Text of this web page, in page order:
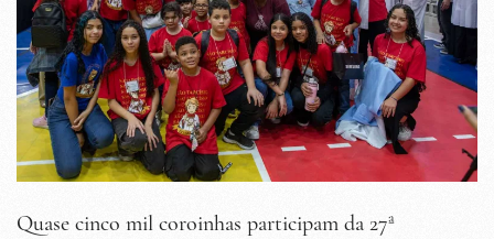
Quase cinco mil coroinhas participam da 27ª